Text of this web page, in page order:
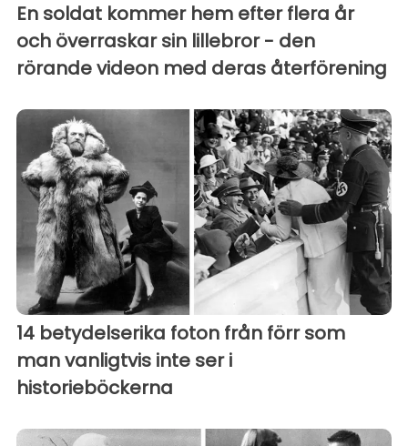
En soldat kommer hem efter flera år
och överraskar sin lillebror - den
rörande videon med deras återförening
14 betydelserika foton från förr som
man vanligtvis inte ser i
historieböckerna